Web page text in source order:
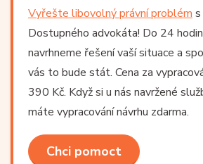
Vyřešte libovolný právní problém
Dostupného advokáta! Do 24
navrhneme řešení vaší situace a
vás to bude stát. Cena za
390 Kč. Když si u nás navržené
máte vypracování návrhu zdarma.
Chci pomoct